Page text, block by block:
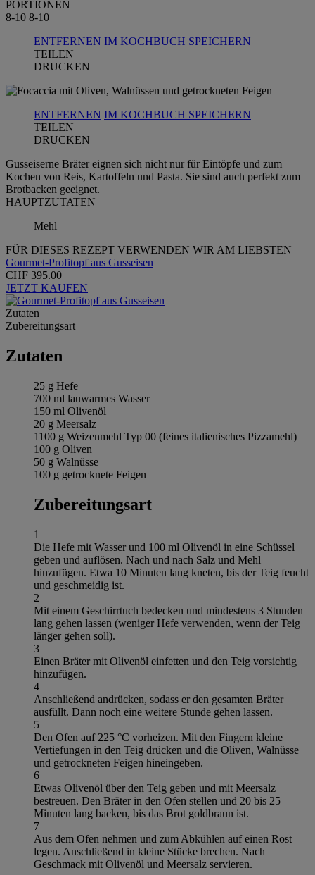
PORTIONEN
8-10 8-10
ENTFERNEN IM KOCHBUCH SPEICHERN
TEILEN
DRUCKEN
ENTFERNEN IM KOCHBUCH SPEICHERN
TEILEN
DRUCKEN
Gusseiserne Bräter eignen sich nicht nur für Eintöpfe und zum
Kochen von Reis, Kartoffeln und Pasta. Sie sind auch perfekt zum
Brotbacken geeignet.
HAUPTZUTATEN
Mehl
FÜR DIESES REZEPT VERWENDEN WIR AM LIEBSTEN
Gourmet-Profitopf aus Gusseisen
CHF 395.00
JETZT KAUFEN
Zutaten
Zubereitungsart
Zutaten
25 g Hefe
700 ml lauwarmes Wasser
150 ml Olivenöl
20 g Meersalz
1100 g Weizenmehl Typ 00 (feines italienisches Pizzamehl)
100 g Oliven
50 g Walnüsse
100 g getrocknete Feigen
Zubereitungsart
1
Die Hefe mit Wasser und 100 ml Olivenöl in eine Schüssel
geben und auflösen. Nach und nach Salz und Mehl
hinzufügen. Etwa 10 Minuten lang kneten, bis der Teig feucht
und geschmeidig ist.
2
Mit einem Geschirrtuch bedecken und mindestens 3 Stunden
lang gehen lassen (weniger Hefe verwenden, wenn der Teig
länger gehen soll).
3
Einen Bräter mit Olivenöl einfetten und den Teig vorsichtig
hinzufügen.
4
Anschließend andrücken, sodass er den gesamten Bräter
ausfüllt. Dann noch eine weitere Stunde gehen lassen.
5
Den Ofen auf 225 °C vorheizen. Mit den Fingern kleine
Vertiefungen in den Teig drücken und die Oliven, Walnüsse
und getrockneten Feigen hineingeben.
6
Etwas Olivenöl über den Teig geben und mit Meersalz
bestreuen. Den Bräter in den Ofen stellen und 20 bis 25
Minuten lang backen, bis das Brot goldbraun ist.
7
Aus dem Ofen nehmen und zum Abkühlen auf einen Rost
legen. Anschließend in kleine Stücke brechen. Nach
Geschmack mit Olivenöl und Meersalz servieren.